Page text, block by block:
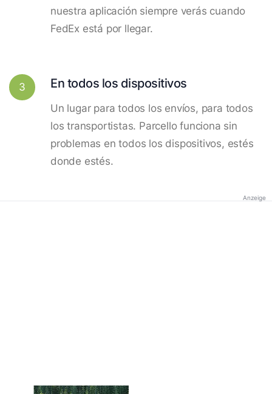
nuestra aplicación siempre verás cuando
FedEx está por llegar.
3 En todos los dispositivos
Un lugar para todos los envíos, para todos
los transportistas. Parcello funciona sin
problemas en todos los dispositivos, estés
donde estés.
Anzeige